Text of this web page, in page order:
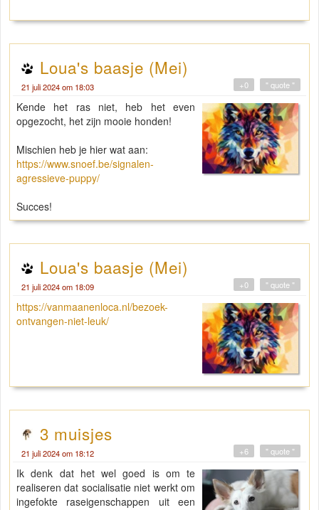
Loua's baasje (Mei)
21 juli 2024 om 18:03 " quote "
+0
Kende het ras niet, heb het even
opgezocht, het zijn mooie honden!
Mischien heb je hier wat aan:
https://www.snoef.be/signalen-
agressieve-puppy/
Succes!
Loua's baasje (Mei)
21 juli 2024 om 18:09 " quote "
+0
https://vanmaanenloca.nl/bezoek-
ontvangen-niet-leuk/
3 muisjes
21 juli 2024 om 18:12 " quote "
+6
Ik denk dat het wel goed is om te
realiseren dat socialisatie niet werkt om
ingefokte raseigenschappen uit een